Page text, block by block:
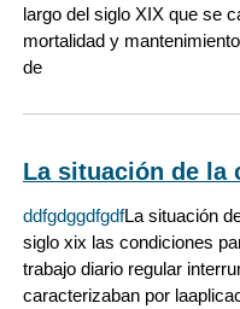
largo del siglo XIX que se
mortalidad y
de
La situación de la
ddfgdggdfgdfLa situación
siglo xix las condiciones
trabajo diario regular
caracterizaban por